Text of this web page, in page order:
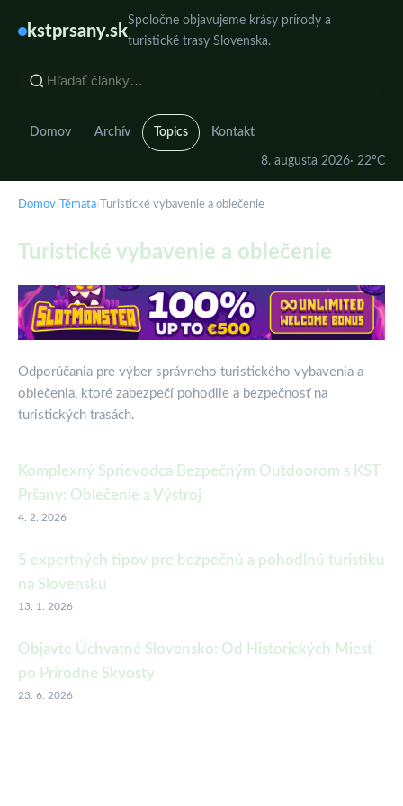
kstprsany.sk
Spoločne objavujeme krásy prírody a
turistické trasy Slovenska.
Domov Archív Topics Kontakt
8. augusta 2026· 22°C
Domov› Témata› Turistické vybavenie a oblečenie
Turistické vybavenie a oblečenie
Odporúčania pre výber správneho turistického vybavenia a
oblečenia, ktoré zabezpečí pohodlie a bezpečnosť na
turistických trasách.
Komplexný Sprievodca Bezpečným Outdoorom s KST
Pršany: Oblečenie a Výstroj
4. 2. 2026
5 expertných tipov pre bezpečnú a pohodlnú turistiku
na Slovensku
13. 1. 2026
Objavte Úchvatné Slovensko: Od Historických Miest
po Prírodné Skvosty
23. 6. 2026